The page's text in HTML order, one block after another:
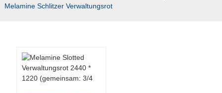
Melamine Schlitzer Verwaltungsrot